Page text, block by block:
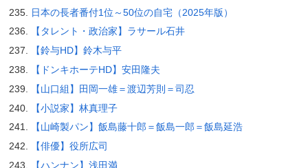
日本の長者番付1位～50位の自宅（2025年版）
【タレント・政治家】ラサール石井
【鈴与HD】鈴木与平
【ドンキホーテHD】安田隆夫
【山口組】田岡一雄＝渡辺芳則＝司忍
【小説家】林真理子
【山崎製パン】飯島藤十郎＝飯島一郎＝飯島延浩
【俳優】役所広司
【ハンナン】浅田満